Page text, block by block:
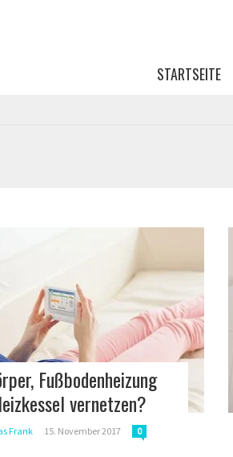
STARTSEITE
Fußbodenheizung
vernetzen?
Frank 15. November 2017 0